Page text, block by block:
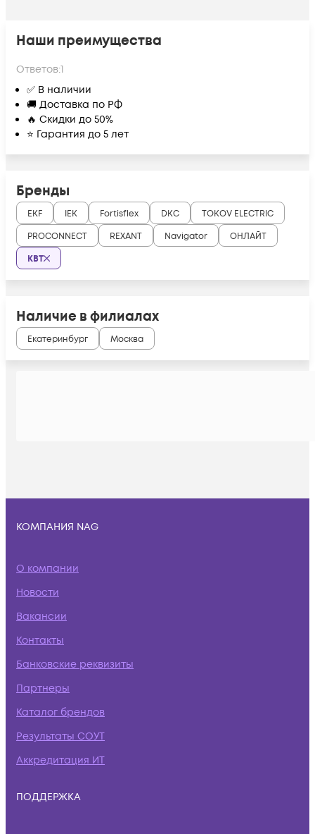
Наши преимущества
Ответов:1
✅ В наличии
🚚 Доставка по РФ
🔥 Скидки до 50%
⭐ Гарантия до 5 лет
Бренды
EKF IEK Fortisflex DKC
TOKOV ELECTRIC
PROCONNECT
REXANT Navigator
ОНЛАЙТ
КВТ
Наличие в филиалах
Екатеринбург Москва
КОМПАНИЯ NAG
О компании
Новости
Вакансии
Контакты
Банковские реквизиты
Партнеры
Каталог брендов
Результаты СОУТ
Аккредитация ИТ
ПОДДЕРЖКА